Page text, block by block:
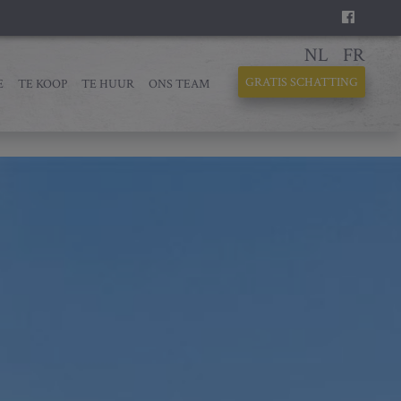
TE KOOP TE HUUR ONS TEAM GRATIS SCHATTING
NL FR